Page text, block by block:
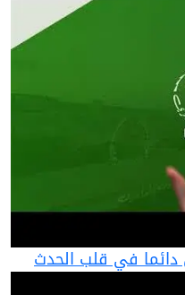
دائما في قلب الحدث